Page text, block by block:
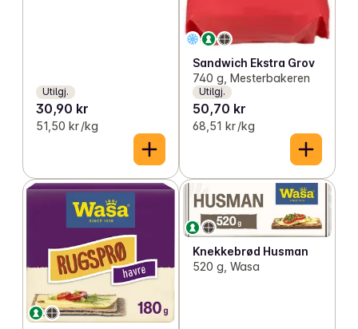
Utilgj.
30,90 kr
51,50 kr /kg
Sandwich Ekstra Grov
740 g, Mesterbakeren
Utilgj.
50,70 kr
68,51 kr /kg
Knekkebrød Husman
520 g, Wasa